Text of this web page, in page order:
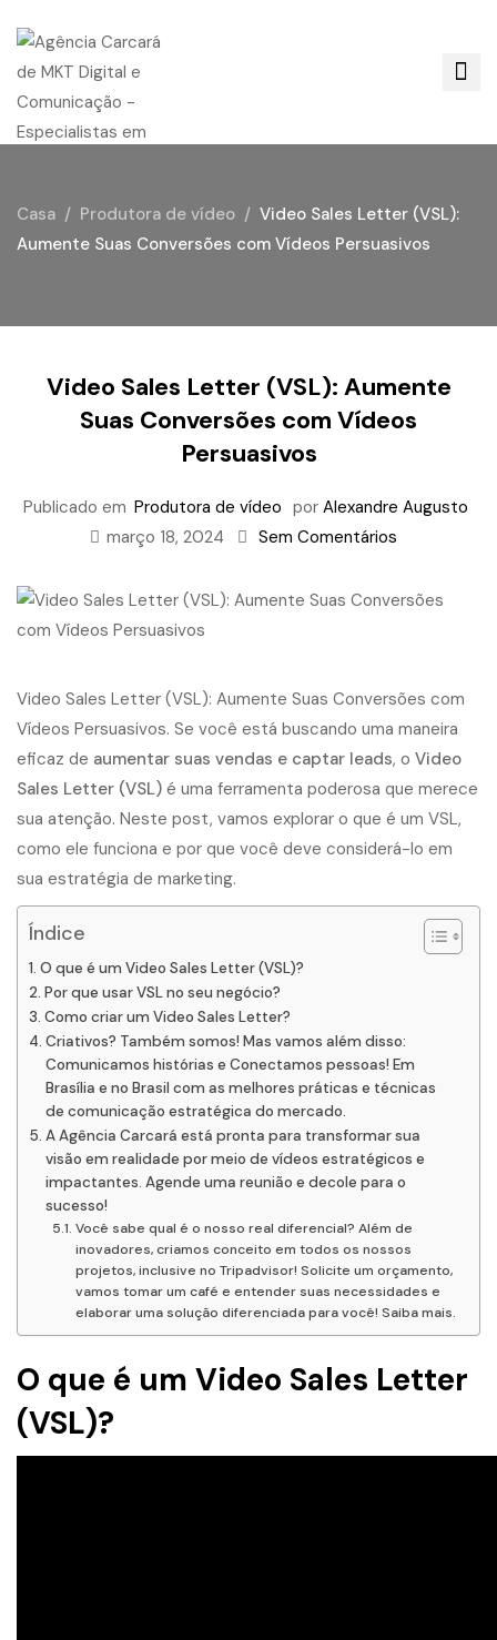
Casa Produtora de vídeo
Video Sales Letter (VSL):
Aumente Suas Conversões com Vídeos Persuasivos
Video Sales Letter (VSL): Aumente
Suas Conversões com Vídeos
Persuasivos
Publicado em Produtora de vídeo por Alexandre Augusto
março 18, 2024
Sem Comentários
Video Sales Letter (VSL): Aumente Suas Conversões com
Vídeos Persuasivos. Se você está buscando uma maneira
eficaz de aumentar suas vendas e captar leads, o Video
Sales Letter (VSL) é uma ferramenta poderosa que merece
sua atenção. Neste post, vamos explorar o que é um VSL,
como ele funciona e por que você deve considerá-lo em
sua estratégia de marketing.
Índice
O que é um Video Sales Letter (VSL)?
Por que usar VSL no seu negócio?
Como criar um Video Sales Letter?
Criativos? Também somos! Mas vamos além disso:
Comunicamos histórias e Conectamos pessoas! Em
Brasília e no Brasil com as melhores práticas e técnicas
de comunicação estratégica do mercado.
A Agência Carcará está pronta para transformar sua
visão em realidade por meio de vídeos estratégicos e
impactantes. Agende uma reunião e decole para o
sucesso!
Você sabe qual é o nosso real diferencial? Além de
inovadores, criamos conceito em todos os nossos
projetos, inclusive no Tripadvisor! Solicite um orçamento,
vamos tomar um café e entender suas necessidades e
elaborar uma solução diferenciada para você! Saiba mais.
O que é um Video Sales Letter
(VSL)?